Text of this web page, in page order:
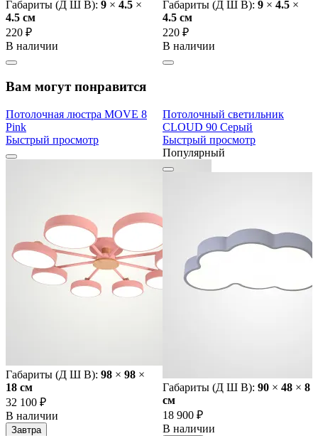
Габариты (Д Ш В): 9 × 4.5 ×
4.5 cм
220 ₽
В наличии
Габариты (Д Ш В): 9 × 4.5 ×
4.5 cм
220 ₽
В наличии
Вам могут понравится
Потолочная люстра MOVE 8
Pink
Быстрый просмотр
Габариты (Д Ш В): 98 × 98 ×
18 cм
32 100 ₽
В наличии
Завтра
Потолочный светильник
CLOUD 90 Серый
Быстрый просмотр
Популярный
Габариты (Д Ш В): 90 × 48 × 8
cм
18 900 ₽
В наличии